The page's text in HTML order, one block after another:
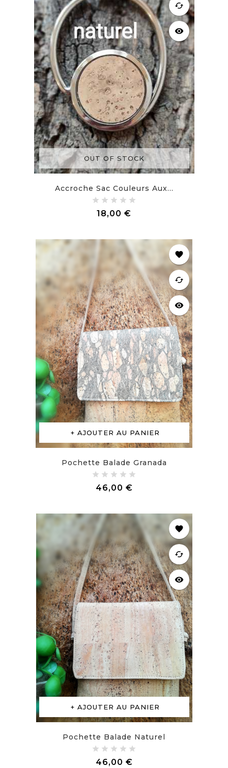
OUT OF STOCK
cached
visibility
Accroche Sac Couleurs Aux...
18,00 €
AJOUTER AU PANIER
favorite
cached
visibility
Pochette Balade Granada
46,00 €Prix
AJOUTER AU PANIER
favorite
cached
visibility
Pochette Balade Naturel
46,00 €Prix